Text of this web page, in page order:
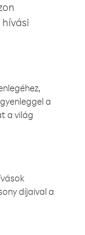
a
a világ
díjaival a